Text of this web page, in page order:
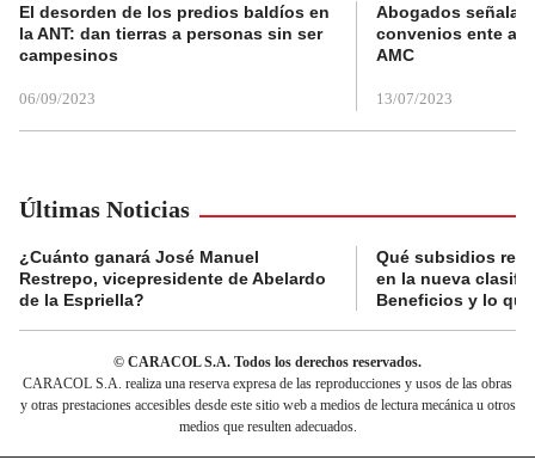
El desorden de los predios baldíos en
la ANT: dan tierras a personas sin ser
campesinos
06/09/2023
Abogados
convenios ente
AMC
13/07/2023
Últimas Noticias
¿Cuánto ganará José Manuel
Restrepo, vicepresidente de Abelardo
de la Espriella?
Qué subsidios
en la nueva
Beneficios y lo
© CARACOL S.A. Todos los derechos reservados.
CARACOL S.A. realiza una reserva expresa de las reproducciones y usos de las obras
y otras prestaciones accesibles desde este sitio web a medios de lectura mecánica u otros
medios que resulten adecuados.